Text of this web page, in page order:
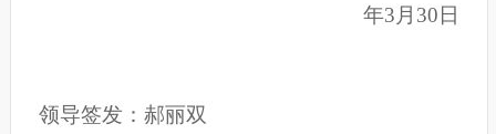
年3月30日
领导签发：郝丽双